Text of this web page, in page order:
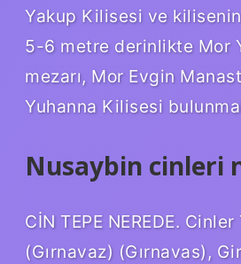
Yakup Kilisesi ve
5-6 metre derinlikte Mor
mezarı, Mor Evgin
Yuhanna Kilisesi
Nusaybin cinleri
CİN TEPE NEREDE.
(Gırnavaz) (Gırnavas),